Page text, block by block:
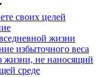
своих целей
жизни
избыточного веса
жизни, не наносящий
среде